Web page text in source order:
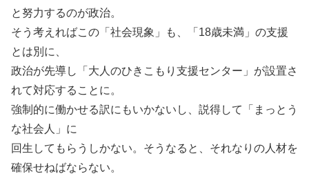
と努力するのが政治。
そう考えればこの「社会現象」も、「18歳未満」の支援
とは別に、
政治が先導し「大人のひきこもり支援センター」が設置さ
れて対応することに。
強制的に働かせる訳にもいかないし、説得して「まっとう
な社会人」に
回生してもらうしかない。そうなると、それなりの人材を
確保せねばならない。